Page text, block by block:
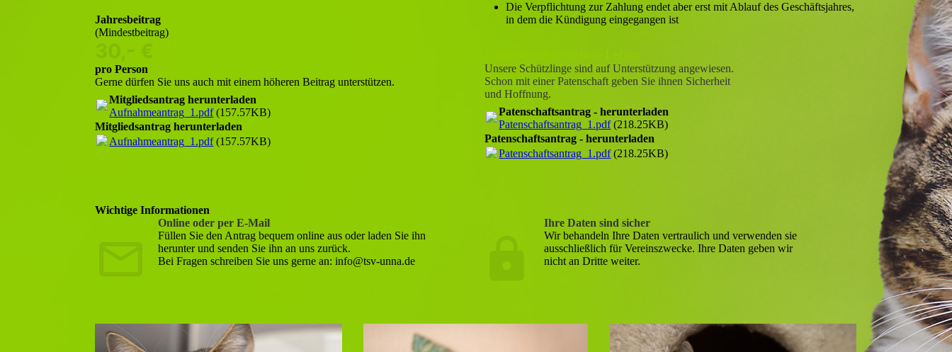
Jahresbeitrag
(Mindestbeitrag)
pro Person
Gerne dürfen Sie uns auch mit einem höheren Beitrag unterstützen.
Mitgliedsantrag herunterladen
Aufnahmeantrag_1.pdf(157.57KB)
Mitgliedsantrag herunterladen
Aufnahmeantrag_1.pdf(157.57KB)
Die Verpflichtung zur Zahlung endet aber erst mit Ablauf des Geschäftsjahres,
in dem die Kündigung eingegangen ist
Unsere Schützlinge sind auf Unterstützung angewiesen.
Schon mit einer Patenschaft geben Sie ihnen Sicherheit
und Hoffnung.
Patenschaftsantrag - herunterladen
Patenschaftsantrag_1.pdf(218.25KB)
Patenschaftsantrag - herunterladen
Patenschaftsantrag_1.pdf(218.25KB)
Wichtige Informationen
Online oder per E-Mail
Füllen Sie den Antrag bequem online aus oder laden Sie ihn
herunter und senden Sie ihn an uns zurück.
Bei Fragen schreiben Sie uns gerne an: info@tsv-unna.de
Ihre Daten sind sicher
Wir behandeln Ihre Daten vertraulich und verwenden sie
ausschließlich für Vereinszwecke. Ihre Daten geben wir
nicht an Dritte weiter.